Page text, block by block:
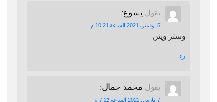
يقول يسوع:
5 نوفمبر، 2021 الساعة 10:21 م
وستر وينن
رد
يقول محمد جمال:
7 مارس، 2022 الساعة 7:22 م